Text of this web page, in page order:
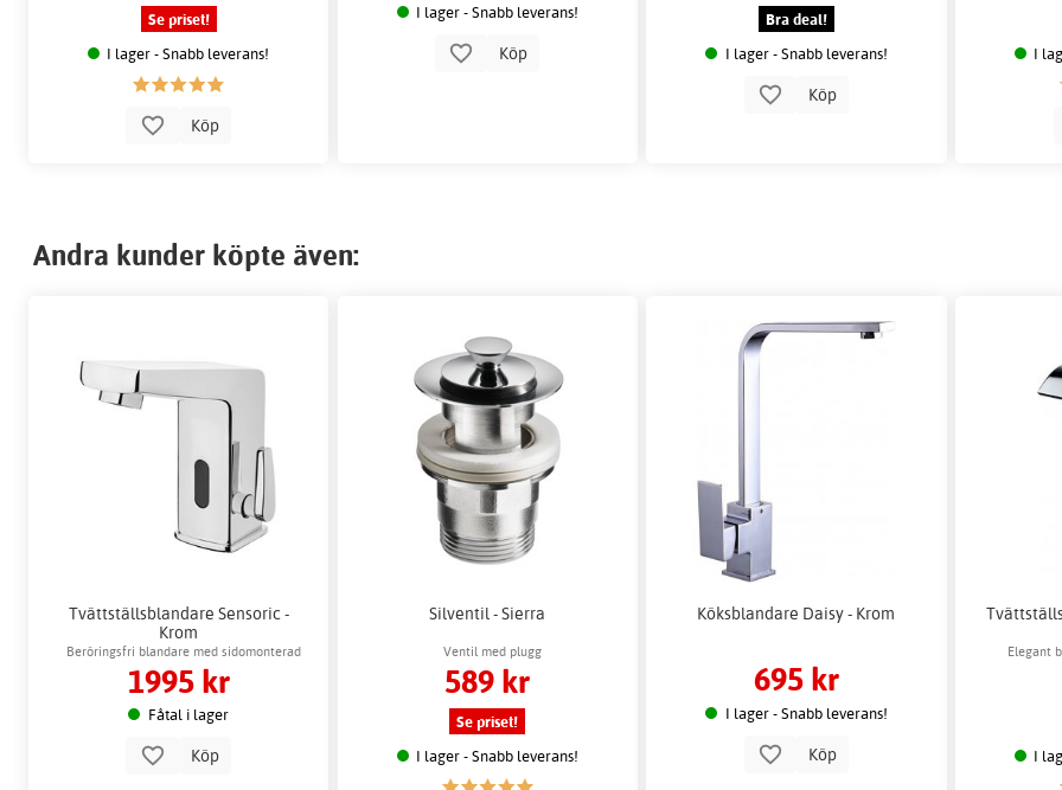
Se priset!
I lager - Snabb leverans!
Köp
I lager - Snabb leverans!
Köp
Bra deal!
I lager - Snabb leverans!
Köp
I
Andra kunder köpte även:
Tvättställsblandare Sensoric -
Krom
Beröringsfri blandare med sidomonterad
temperaturreglering
1995 kr
Fåtal i lager
Köp
Silventil - Sierra
Ventil med plugg
589 kr
Se priset!
I lager - Snabb leverans!
Köksblandare Daisy - Krom
695 kr
I lager - Snabb leverans!
Köp
Elegant
I